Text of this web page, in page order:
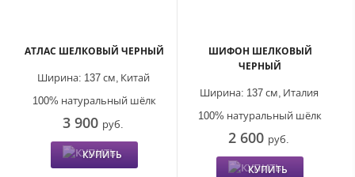
АТЛАС ШЕЛКОВЫЙ ЧЕРНЫЙ
Китай
Ширина: 137 см,
100% натуральный шёлк
3 900 руб.
КУПИТЬ
ШИФОН ШЕЛКОВЫЙ
ЧЕРНЫЙ
Италия
Ширина: 137 см,
100% натуральный шёлк
2 600 руб.
КУПИТЬ